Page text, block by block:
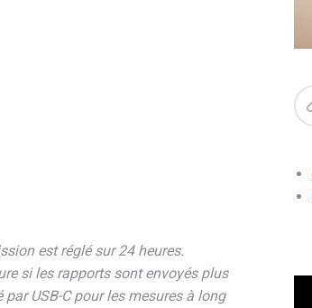
est réglé sur 24 heures.
si les rapports sont envoyés plus
USB-C pour les mesures à long